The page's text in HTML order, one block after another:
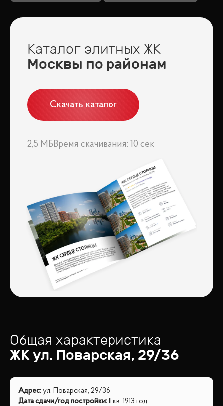
Каталог элитных ЖК
Москвы по районам
Скачать каталог
2,5 МБ Время скачивания: 10 сек
Общая характеристика
ЖКул. Поварская, 29/36
Адрес: ул. Поварская, 29/36
Дата сдачи/год постройки: II кв. 1913 год